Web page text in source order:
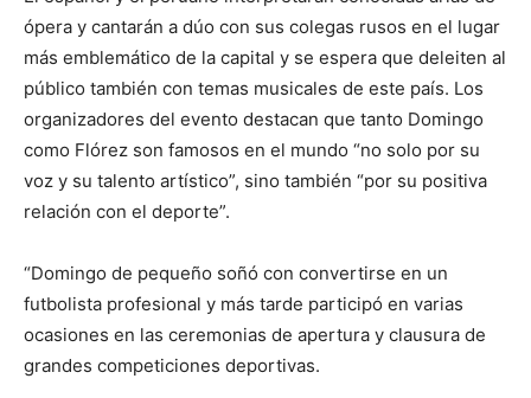
ópera y cantarán a dúo con sus colegas rusos en el lugar
más emblemático de la capital y se espera que deleiten al
público también con temas musicales de este país. Los
organizadores del evento destacan que tanto Domingo
como Flórez son famosos en el mundo “no solo por su
voz y su talento artístico”, sino también “por su positiva
relación con el deporte”.
“Domingo de pequeño soñó con convertirse en un
futbolista profesional y más tarde participó en varias
ocasiones en las ceremonias de apertura y clausura de
grandes competiciones deportivas.